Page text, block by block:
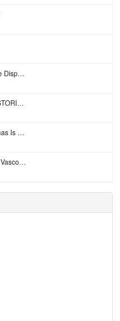
Achille Lauro – Amore Disperato
Tananai, Annalisa – STORIE BREVI
All I Want For Christmas Is You – Mariah Carey
Come Nelle Favole – Vasco Rossi